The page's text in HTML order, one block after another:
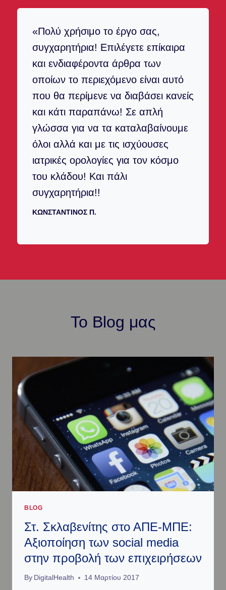
«Πολύ χρήσιμο το έργο σας,
συγχαρητήρια! Επιλέγετε επίκαιρα
και ενδιαφέροντα άρθρα των
οποίων το περιεχόμενο είναι αυτό
που θα περίμενε να διαβάσει κανείς
και κάτι παραπάνω! Σε απλή
γλώσσα για να τα καταλαβαίνουμε
όλοι αλλά και με τις ισχύουσες
ιατρικές ορολογίες για τον κόσμο
του κλάδου! Και πάλι
συγχαρητήρια!!
ΚΩΝΣΤΑΝΤΊΝΟΣ Π.
To Blog μας
BLOG
Στ. Σκλαβενίτης στο ΑΠΕ-ΜΠΕ:
Αξιοποίηση των social media
στην προβολή των επιχειρήσεων
By DigitalHealth 14 Μαρτίου 2017